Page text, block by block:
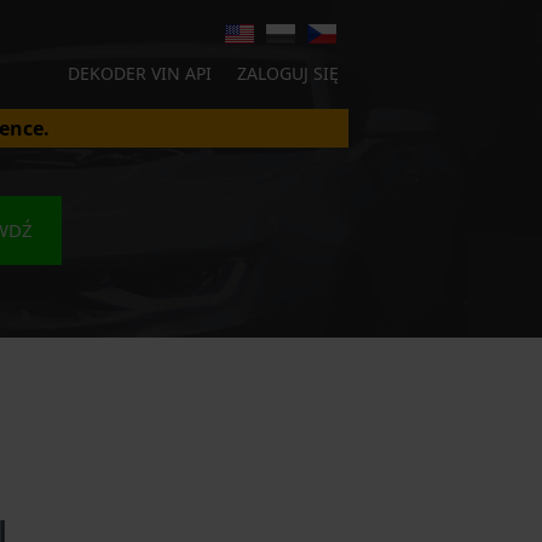
DEKODER VIN API ZALOGUJ SIĘ